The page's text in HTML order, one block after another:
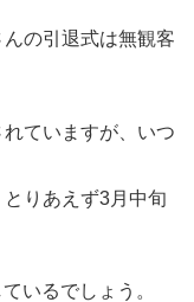
の引退式は無観客
れていますが、いつ
りあえず3月中旬
いるでしょう。